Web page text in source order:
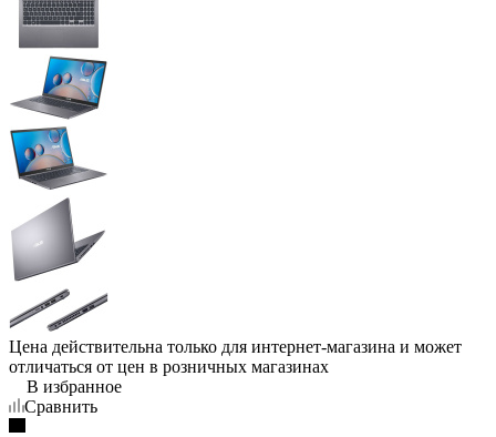
Цена действительна только для интернет-магазина и может
отличаться от цен в розничных магазинах
В избранное
Сравнить